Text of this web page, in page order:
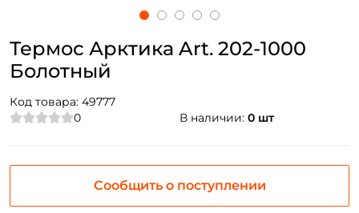
Термос Арктика Art. 202-1000
Болотный
Код товара: 49777
0
В наличии: 0 шт
Сообщить о поступлении